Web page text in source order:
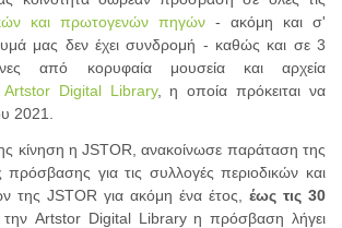
και πρωτογενών πηγών - ακόμη και σ'
μας δεν έχει συνδρομή - καθώς και σε 3
από κορυφαία μουσεία και αρχεία
Artstor Digital Library, η οποία πρόκειται να
2021.
κίνηση η JSTOR, ανακοίνωσε παράταση της
πρόσβασης για τις συλλογές περιοδικών και
της JSTOR για ακόμη ένα έτος, έως τις 30
την Artstor Digital Library η πρόσβαση λήγει